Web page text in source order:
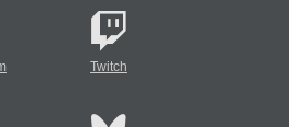
Twitch